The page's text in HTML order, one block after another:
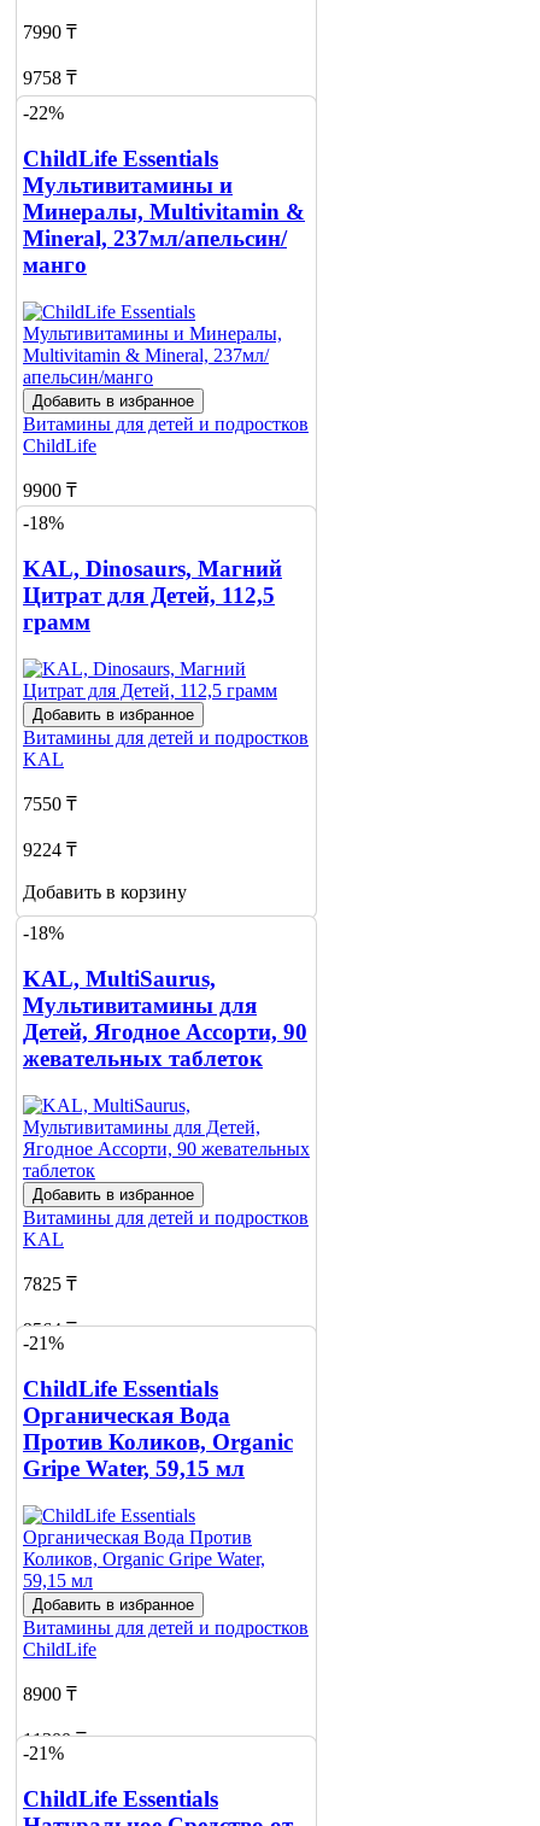
7990 ₸
9758 ₸
Добавить в корзину
-22%
ChildLife Essentials
Мультивитамины и
Минералы, Multivitamin &
Mineral, 237мл/апельсин/
манго
Добавить в избранное
Витамины для детей и подростков
ChildLife
9900 ₸
12700 ₸
Добавить в корзину
-18%
KAL, Dinosaurs, Магний
Цитрат для Детей, 112,5
грамм
Добавить в избранное
Витамины для детей и подростков
KAL
7550 ₸
9224 ₸
Добавить в корзину
-18%
KAL, MultiSaurus,
Мультивитамины для
Детей, Ягодное Ассорти, 90
жевательных таблеток
Добавить в избранное
Витамины для детей и подростков
KAL
7825 ₸
9564 ₸
-21%
ChildLife Essentials
Органическая Вода
Против Коликов, Organic
Gripe Water, 59,15 мл
Добавить в избранное
Витамины для детей и подростков
ChildLife
8900 ₸
11300 ₸
-21%
ChildLife Essentials